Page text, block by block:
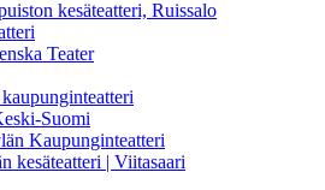
kesäteatteri, Ruissalo
Teater
Suomi
Kaupunginteatteri
kesäteatteri | Viitasaari